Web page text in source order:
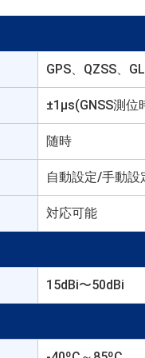
GPS、QZSS、
±1µs(GNSS測位
随時
自動設定/手動設
対応可能
15dBi〜50dBi